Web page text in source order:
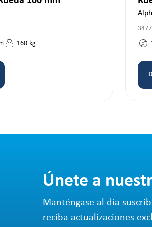
160 kg
Únete a
Manténgase al día
reciba actualizaciones